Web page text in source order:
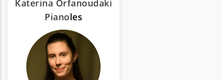
Katerina Orfanoudaki
Pianoles